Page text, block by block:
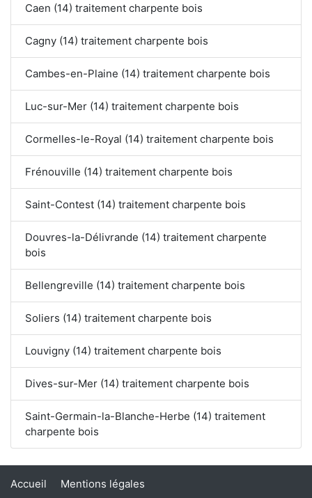
Caen (14) traitement charpente bois
Cagny (14) traitement charpente bois
Cambes-en-Plaine (14) traitement charpente bois
Luc-sur-Mer (14) traitement charpente bois
Cormelles-le-Royal (14) traitement charpente bois
Frénouville (14) traitement charpente bois
Saint-Contest (14) traitement charpente bois
Douvres-la-Délivrande (14) traitement charpente
bois
Bellengreville (14) traitement charpente bois
Soliers (14) traitement charpente bois
Louvigny (14) traitement charpente bois
Dives-sur-Mer (14) traitement charpente bois
Saint-Germain-la-Blanche-Herbe (14) traitement
charpente bois
Accueil Mentions légales